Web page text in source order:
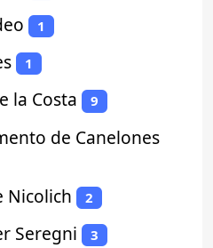
1
1
la Costa 9
de Canelones
Nicolich 2
Seregni 3